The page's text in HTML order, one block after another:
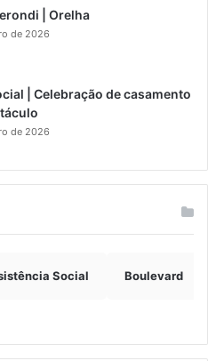
| Orelha
de 2026
| Celebração de casamento
de 2026
Social Boulevard